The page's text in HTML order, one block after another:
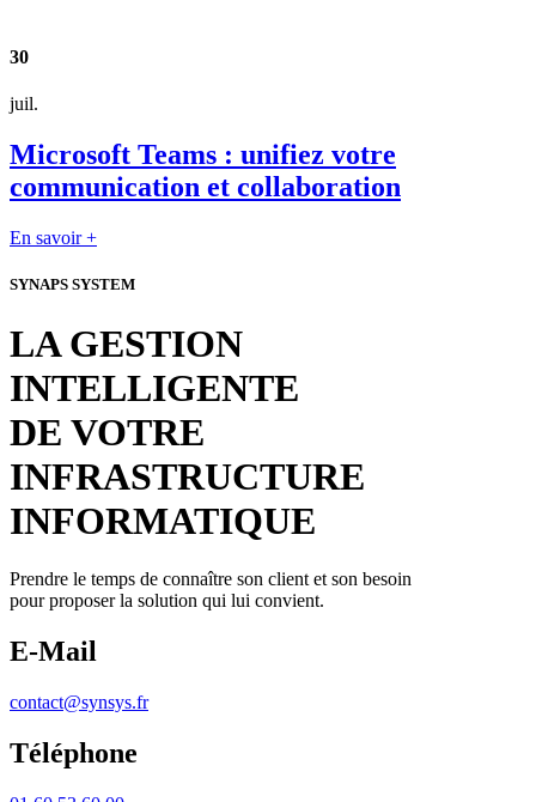
30
juil.
Microsoft Teams : unifiez votre
communication et collaboration
En savoir +
SYNAPS SYSTEM
LA GESTION
INTELLIGENTE
DE VOTRE
INFRASTRUCTURE
INFORMATIQUE
Prendre le temps de connaître son client et son besoin
pour proposer la solution qui lui convient.
E-Mail
contact@synsys.fr
Téléphone